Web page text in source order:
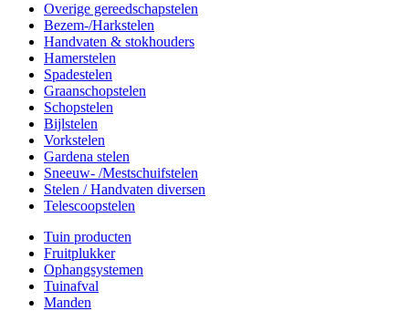
Overige gereedschapstelen
Bezem-/Harkstelen
Handvaten & stokhouders
Hamerstelen
Spadestelen
Graanschopstelen
Schopstelen
Bijlstelen
Vorkstelen
Gardena stelen
Sneeuw- /Mestschuifstelen
Stelen / Handvaten diversen
Telescoopstelen
Tuin producten
Fruitplukker
Ophangsystemen
Tuinafval
Manden